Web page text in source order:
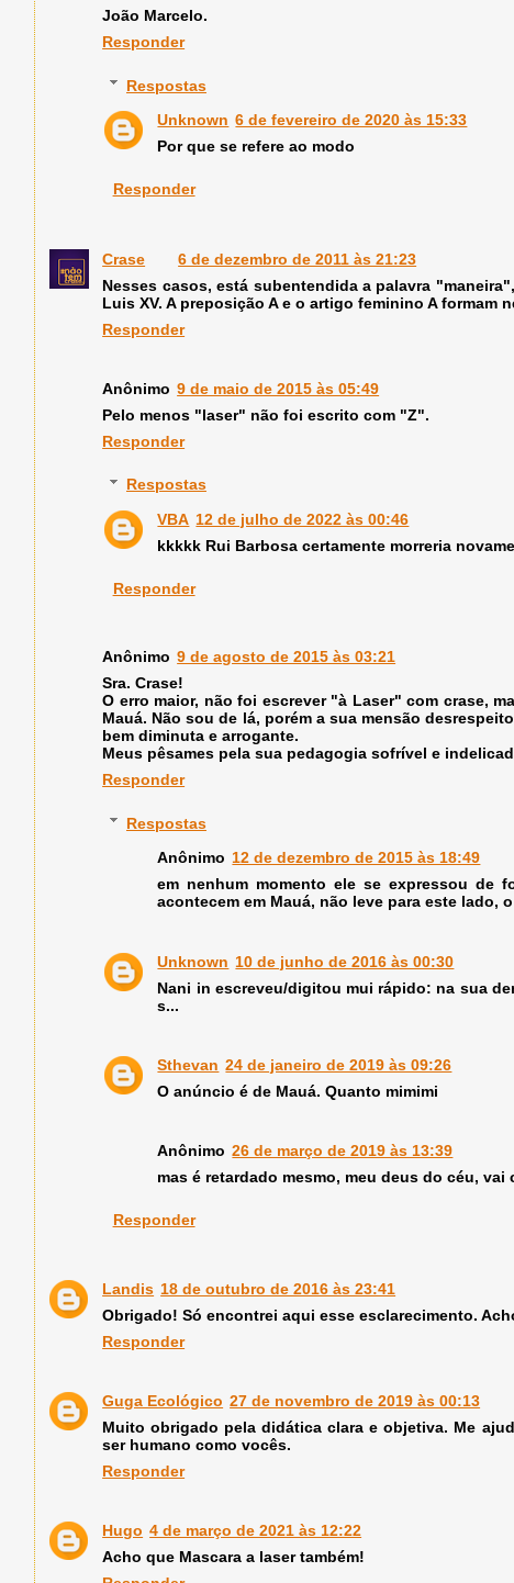
João Marcelo.
Responder
Respostas
Unknown 6 de fevereiro de 2020 às 15:33
Por que se refere ao modo
Responder
Crase
6 de dezembro de 2011 às 21:23
Nesses casos, está subentendida a palavra
Luis XV. A preposição A e o artigo feminino A formam
Responder
Anônimo 9 de maio de 2015 às 05:49
Pelo menos "laser" não foi escrito com "Z".
Responder
Respostas
VBA 12 de julho de 2022 às 00:46
kkkkk Rui Barbosa certamente morreria
Responder
Anônimo 9 de agosto de 2015 às 03:21
Sra. Crase!
O erro maior, não foi escrever "à Laser" com crase,
Mauá. Não sou de lá, porém a sua mensão
bem diminuta e arrogante.
Meus pêsames pela sua pedagogia sofrível e
Responder
Respostas
Anônimo 12 de dezembro de 2015 às 18:49
em nenhum momento ele se expressou de
acontecem em Mauá, não leve para este lado,
Unknown 10 de junho de 2016 às 00:30
Nani in escreveu/digitou mui rápido: na sua
s...
Sthevan 24 de janeiro de 2019 às 09:26
O anúncio é de Mauá. Quanto mimimi
Anônimo 26 de março de 2019 às 13:39
mas é retardado mesmo, meu deus do céu, vai
Responder
Landis 18 de outubro de 2016 às 23:41
Obrigado! Só encontrei aqui esse esclarecimento.
Responder
Guga Ecológico 27 de novembro de 2019 às 00:13
Muito obrigado pela didática clara e objetiva. Me
ser humano como vocês.
Responder
Hugo 4 de março de 2021 às 12:22
Acho que Mascara a laser também!